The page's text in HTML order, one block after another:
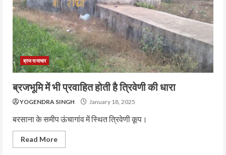
ब्रज समाचार
ब्रजभूमि में भी प्रवाहित होती है त्रिवेणी की धारा
YOGENDRA SINGH January 18, 2025
बरसाना के समीप ऊंचागांव में स्थित त्रिवेणी कूप।
Read More